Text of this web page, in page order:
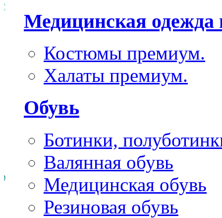
Медицинская одежда
Костюмы премиум.
Халаты премиум.
Обувь
Ботинки,
Валянная обувь
Медицинская обувь
Резиновая обувь